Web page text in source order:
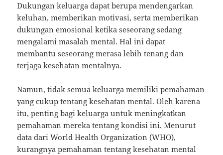
Dukungan keluarga dapat berupa mendengarkan
keluhan, memberikan motivasi, serta memberikan
dukungan emosional ketika seseorang sedang
mengalami masalah mental. Hal ini dapat
membantu seseorang merasa lebih tenang dan
terjaga kesehatan mentalnya.
Namun, tidak semua keluarga memiliki pemahaman
yang cukup tentang kesehatan mental. Oleh karena
itu, penting bagi keluarga untuk meningkatkan
pemahaman mereka tentang kondisi ini. Menurut
data dari World Health Organization (WHO),
kurangnya pemahaman tentang kesehatan mental